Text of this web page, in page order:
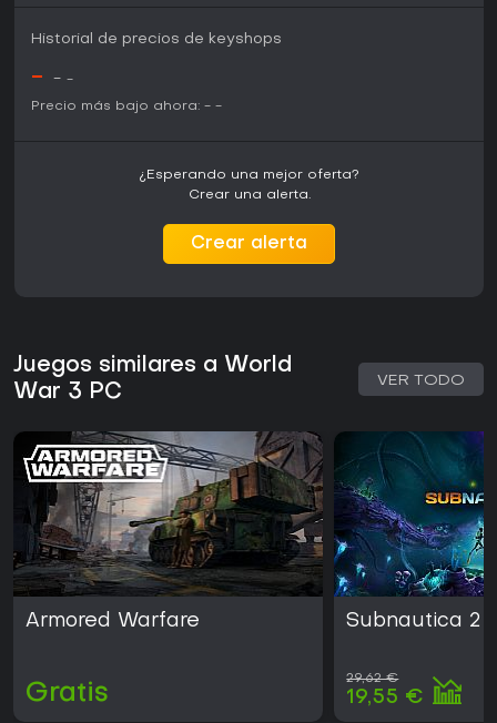
Historial de precios de keyshops
- - -
Precio más bajo ahora: - -
¿Esperando una mejor oferta?
Crear una alerta.
Crear alerta
Juegos similares a World
War 3 PC
VER TODO
Armored Warfare
Gratis
Subnautica 2
29,62 €
19,55 €